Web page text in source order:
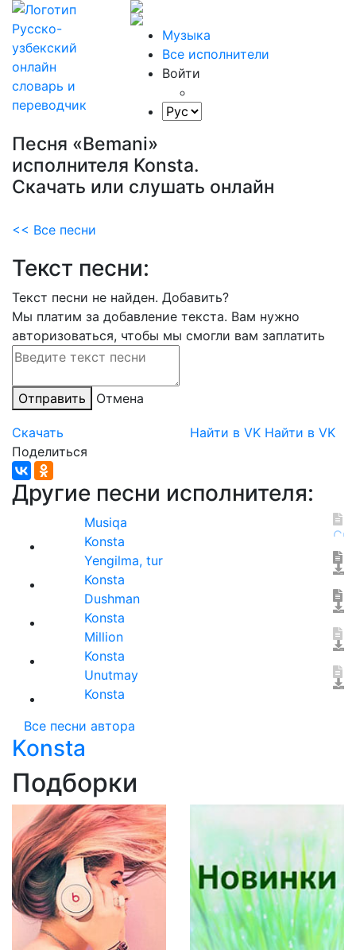
Музыка
Все исполнители
Войти
Песня «Bemani»
исполнителя Konsta.
Скачать или слушать онлайн
<< Все песни
Текст песни:
Текст песни не найден. Добавить?
Мы платим за добавление текста. Вам нужно
авторизоваться, чтобы мы смогли вам заплатить
Отправить Отмена
Скачать Найти в VK Найти в VK
Поделиться
Другие песни исполнителя:
Musiqa
Konsta
Yengilma, tur
Konsta
Dushman
Konsta
Million
Konsta
Unutmay
Konsta
Все песни автора
Konsta
Подборки